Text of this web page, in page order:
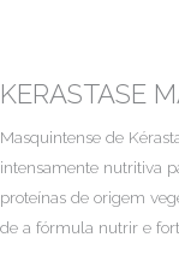
KERASTASE
Masquintense de
intensamente nutritiva
proteínas de origem
de a fórmula nutrir e